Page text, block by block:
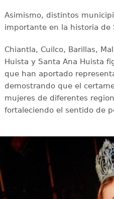
Asimismo, distintos
importante en la historia de
Chiantla, Cuilco, Barillas,
Huista y Santa Ana Huista
que han aportado
demostrando que el
mujeres de diferentes
fortaleciendo el sentido de